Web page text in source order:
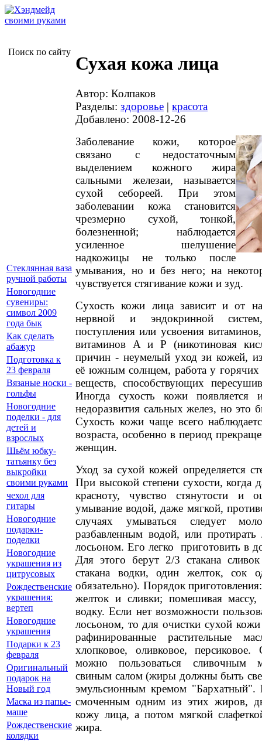
Поиск по сайту
Сухая кожа лица
Автор: Колпаков
Разделы: здоровье | красота
Добавлено: 2008-12-26
Заболевание кожи, которое
связано с недостаточным
выделением кожного жира
сальными железаи, называется
сухой себореей. При этом
заболевании кожа становится
чрезмерно сухой, тонкой,
болезненной; наблюдается
усиленное шелушение
надкожицы не только после
умывания, но и без него; на
чувствуется стягивание кожи и зуд.
Сухость кожи лица зависит и от
нервной и эндокринной систем,
поступления или усвоения
витаминов А и Р (никотиновая
причин - неумелый уход зи кожей,
её южным солнцем, работа у горячих
веществ, способствующих
Иногда сухость кожи появляется
недоразвития сальных желез, но это
Сухость кожи чаще всего
возраста, особенно в период
женщин.
Уход за сухой кожей определяется
При высокой степени сухости, когда
красноту, чувство стянутости и
умывание водой, даже мягкой,
случаях умываться следует
разбавленным водой, или
лосьоном. Его легко приготовить в
Для этого берут 2/3 стакана
стакана водки, один желток, сок
обязательно). Порядок
желток и сливки; помешивая
водку. Если нет возможности
лосьоном, то для очистки сухой
рафинированные растительные
хлопковое, оливковое,
можно пользоваться сливочным
свиным салом (жиры должны быть
эмульсионным кремом "Бархатный".
смоченным одним из этих жиров,
кожу лица, а потом мягкой
жира.
Стеклянная ваза
ручной работы
Новогодние
сувениры:
символ 2009
года бык
Как сделать
абажур
Подготовка к
23 февраля
Вязаные носки -
гольфы
Новогодние
поделки - для
детей и
взрослых
Шьём юбку-
татьянку без
выкройки
своими руками
чехол для
гитары
Новогодние
подарки-
поделки
Новогодние
украшения из
цитрусовых
Рождественские
украшения:
вертеп
Новогодние
украшения
Подарки к 23
февраля
Оригинальный
подарок на
Новый год
Маска из папье-
маше
Рождественские
колядки